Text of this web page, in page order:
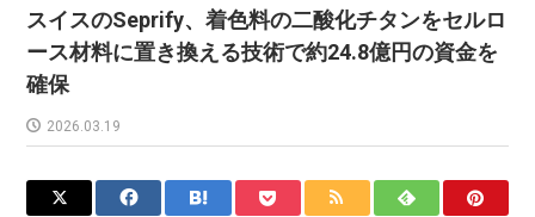
スイスのSeprify、着色料の二酸化チタンをセルロ
ース材料に置き換える技術で約24.8億円の資金を
確保
2026.03.19